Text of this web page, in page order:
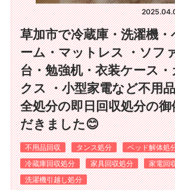
草加市で冷蔵庫・洗濯機
ーム・マットレス ・ソフ
台・勉強机・衣装ケース
クス ・小型家電など不用
全処分の即日回収処分の
だきました😊
不用品回収 タンス処分
ベッド解体処
冷蔵庫回収処分
家具回収処分
家電回
洗濯機引越し処分